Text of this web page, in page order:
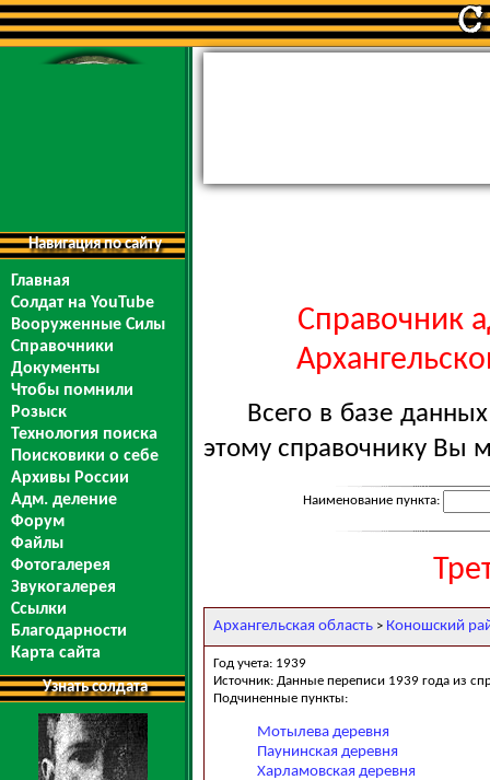
Навигация по сайту
Главная
Солдат на YouTube
Вооруженные Силы
Справочники
Документы
Чтобы помнили
Розыск
Технология поиска
Поисковики о себе
Архивы России
Адм. деление
Форум
Файлы
Фотогалерея
Звукогалерея
Ссылки
Благодарности
Карта сайта
Узнать солдата
Справочник
Всего в базе
этому справочнику Вы
Наименование пункта:
Архангельская область > Коношский
Год учета: 1939
Источник: Данные переписи 1939 года из
Подчиненные пункты:
Мотылева деревня
Паунинская деревня
Харламовская деревня